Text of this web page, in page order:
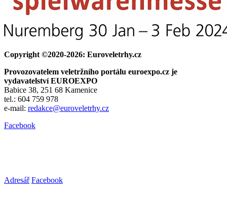
Copyright ©2020-2026: Euroveletrhy.cz
Provozovatelem veletržního portálu euroexpo.cz je
vydavatelství EUROEXPO
Babice 38, 251 68 Kamenice
tel.: 604 759 978
e-mail: redakce@euroveletrhy.cz
Facebook
Adresář Facebook